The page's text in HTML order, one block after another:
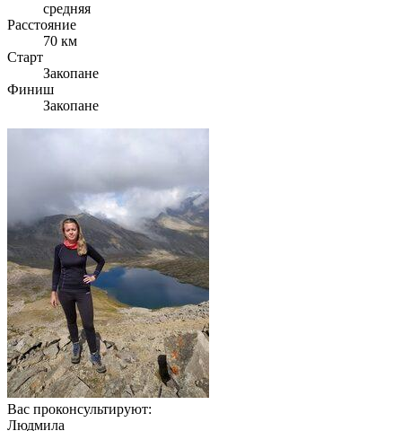
средняя
Расстояние
70 км
Старт
Закопане
Финиш
Закопане
Вас проконсультируют:
Людмила